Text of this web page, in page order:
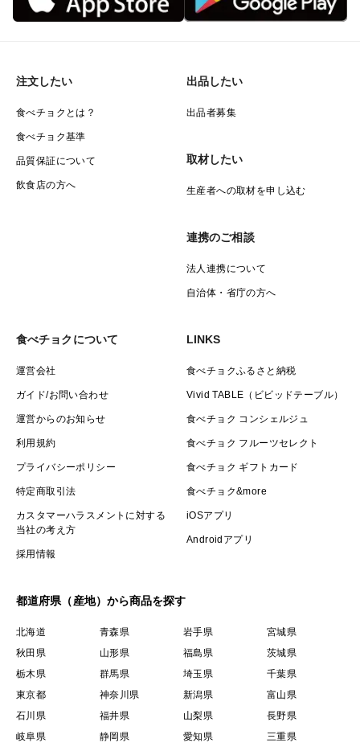
注文したい
食べチョクとは？
食べチョク基準
品質保証について
飲食店の方へ
出品したい
出品者募集
取材したい
生産者への取材を申し込む
連携のご相談
法人連携について
自治体・省庁の方へ
食べチョクについて
運営会社
ガイド/お問い合わせ
運営からのお知らせ
利用規約
プライバシーポリシー
特定商取引法
カスタマーハラスメントに対する
当社の考え方
採用情報
LINKS
食べチョクふるさと納税
Vivid TABLE（ビビッドテーブル）
食べチョク コンシェルジュ
食べチョク フルーツセレクト
食べチョク ギフトカード
食べチョク&more
iOSアプリ
Androidアプリ
都道府県（産地）から商品を探す
北海道 青森県 岩手県
宮城県
秋田県
山形県 福島県
茨城県
栃木県
群馬県 埼玉県
千葉県
東京都
神奈川県 新潟県
富山県
石川県
福井県 山梨県
長野県
岐阜県
静岡県 愛知県 三重県